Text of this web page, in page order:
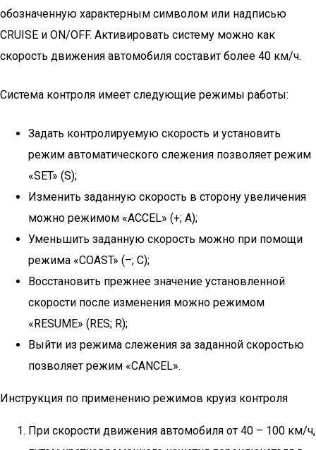
обозначенную характерным символом или надписью
CRUISE и ON/OFF. Активировать систему можно как
скорость движения автомобиля составит более 40 км/ч.
Система контроля имеет следующие режимы работы:
Задать контролируемую скорость и установить
режим автоматического слежения позволяет режим
«SET» (S);
Изменить заданную скорость в сторону увеличения
можно режимом «ACCEL» (+; А);
Уменьшить заданную скорость можно при помощи
режима «COAST» (–; С);
Восстановить прежнее значение установленной
скорости после изменения можно режимом
«RESUME» (RES; R);
Выйти из режима слежения за заданной скоростью
позволяет режим «CANCEL».
Инструкция по применению режимов круиз контроля
При скорости движения автомобиля от 40 – 100 км/ч,